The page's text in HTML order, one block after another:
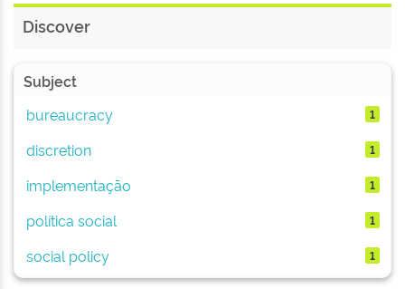
Discover
Subject
bureaucracy
1
discretion 1
implementação 1
política social 1
social policy 1